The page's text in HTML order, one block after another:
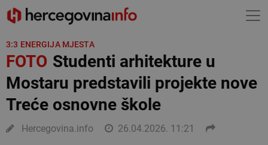
3:3 ENERGIJA MJESTA
FOTOStudenti arhitekture u
Mostaru predstavili projekte nove
Treće osnovne škole
Hercegovina.info 26.04.2026. 11:21